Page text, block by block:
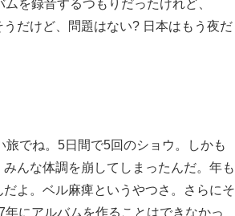
を録音するつもりだったけれど、
だけど、問題はない? 日本はもう夜だ
でね。5日間で5回のショウ。しかも
んな体調を崩してしまったんだ。年も
よ。ベル麻痺というやつさ。さらにそ
にアルバムを作ることはできなかっ